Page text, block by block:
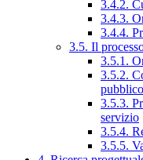
3.4.2.
3.4.3.
3.4.4.
3.5. Il
3.5.1.
3.5.2.
pubblico
3.5.3.
servizio
3.5.4.
3.5.5.